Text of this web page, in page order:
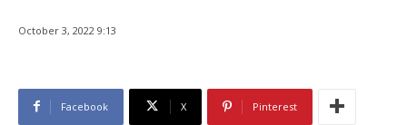
October 3, 2022 9:13
Facebook X Pinterest